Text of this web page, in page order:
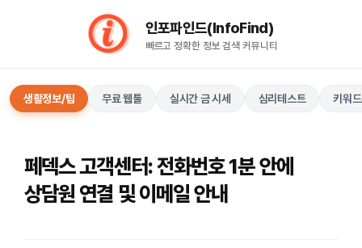
인포파인드(InfoFind)​​​​
빠르고 정확한 정보 검색 커뮤니티
생활정보/팁 무료 웹툴 실시간 금 시세 심리테스트 키워
페덱스 고객센터: 전화번호 1분 안에
상담원 연결 및 이메일 안내